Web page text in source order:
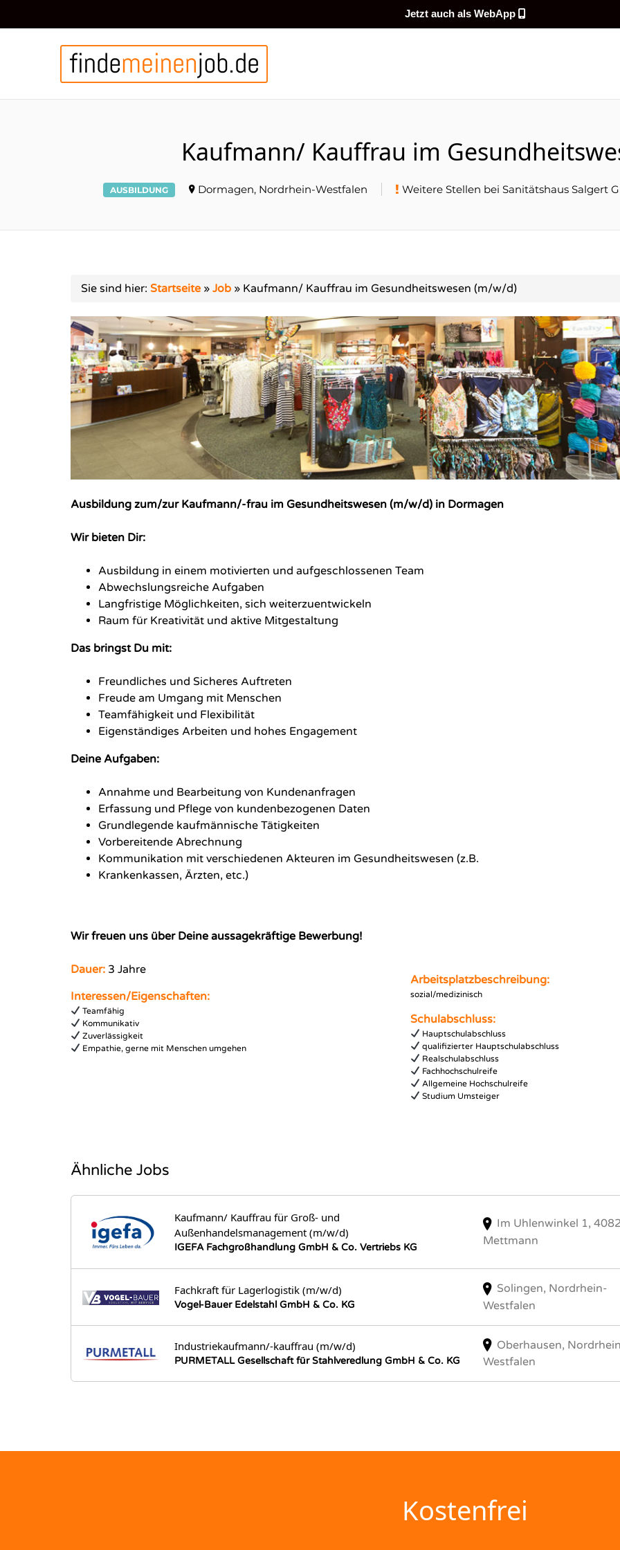
Jetzt auch als WebApp
Kaufmann/ Kauffrau im
AUSBILDUNG Dormagen, Nordrhein-Westfalen Weitere Stellen bei Sanitätshaus Salgert
Sie sind hier: Startseite » Job » Kaufmann/ Kauffrau im Gesundheitswesen (m/w/d)
Ausbildung zum/zur Kaufmann/-frau im Gesundheitswesen (m/w/d) in Dormagen
Wir bieten Dir:
Ausbildung in einem motivierten und aufgeschlossenen Team
Abwechslungsreiche Aufgaben
Langfristige Möglichkeiten, sich weiterzuentwickeln
Raum für Kreativität und aktive Mitgestaltung
Das bringst Du mit:
Freundliches und Sicheres Auftreten
Freude am Umgang mit Menschen
Teamfähigkeit und Flexibilität
Eigenständiges Arbeiten und hohes Engagement
Deine Aufgaben:
Annahme und Bearbeitung von Kundenanfragen
Erfassung und Pflege von kundenbezogenen Daten
Grundlegende kaufmännische Tätigkeiten
Vorbereitende Abrechnung
Kommunikation mit verschiedenen Akteuren im Gesundheitswesen (z.B.
Krankenkassen, Ärzten, etc.)
Wir freuen uns über Deine aussagekräftige Bewerbung!
Arbeitsplatzbeschreibung:
sozial/medizinisch
Dauer: 3 Jahre
Interessen/Eigenschaften:
Teamfähig
Kommunikativ
Zuverlässigkeit
Empathie, gerne mit Menschen umgehen
Schulabschluss:
Hauptschulabschluss
qualifizierter Hauptschulabschluss
Realschulabschluss
Fachhochschulreife
Allgemeine Hochschulreife
Studium Umsteiger
Ähnliche Jobs
Kaufmann/ Kauffrau für Groß- und
Außenhandelsmanagement (m/w/d)
IGEFA Fachgroßhandlung GmbH & Co. Vertriebs KG
Im Uhlenwinkel 1,
Mettmann
Fachkraft für Lagerlogistik (m/w/d)
Vogel-Bauer Edelstahl GmbH & Co. KG
Solingen, Nordrhein-
Westfalen
Industriekaufmann/-kauffrau (m/w/d)
PURMETALL Gesellschaft für Stahlveredlung GmbH & Co. KG
Oberhausen,
Westfalen
Kostenfrei